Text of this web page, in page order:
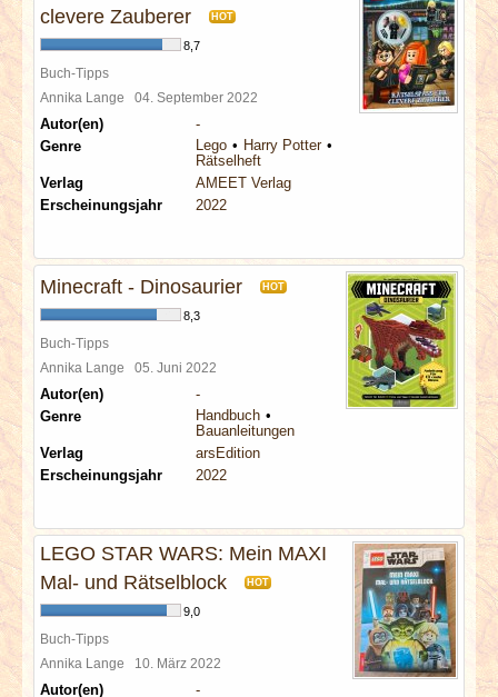
clevere Zauberer
HOT
8,7
Buch-Tipps
Annika Lange 04. September 2022
Autor(en)
-
Genre
Lego
Harry Potter
Rätselheft
Verlag
AMEET Verlag
Erscheinungsjahr
2022
Minecraft - Dinosaurier HOT
8,3
Buch-Tipps
Annika Lange 05. Juni 2022
Autor(en)
-
Genre
Handbuch
Bauanleitungen
Verlag
arsEdition
Erscheinungsjahr
2022
LEGO STAR WARS: Mein MAXI
Mal- und Rätselblock
HOT
9,0
Buch-Tipps
Annika Lange 10. März 2022
Autor(en) -